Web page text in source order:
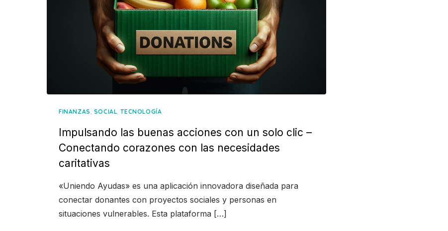
FINANZAS, SOCIAL,TECNOLOGÍA
Impulsando las buenas acciones con un solo clic –
Conectando corazones con las necesidades
caritativas
«Uniendo Ayudas» es una aplicación innovadora diseñada para
conectar donantes con proyectos sociales y personas en
situaciones vulnerables. Esta plataforma […]